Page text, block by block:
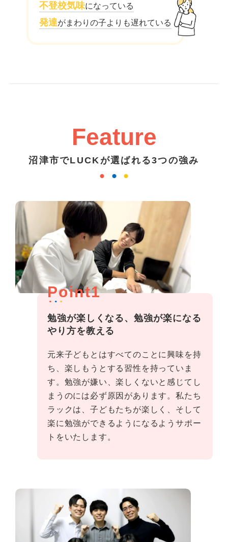
不登校気味になっている
発達がまわりの子よりも遅れている
Feature
沼津市でLUCKが選ばれる3つの強み
Point1
勉強が楽しくなる、勉強が楽になる
やり方を教える
元来子どもとはすべてのことに興味を持
ち、楽しもうとする習性を持っていま
す。勉強が嫌い、楽しくないと感じてし
まうのには必ず原因があります。私たち
ラックは、子どもたちが楽しく、そして
楽に勉強ができるようになるようサポー
トをいたします。